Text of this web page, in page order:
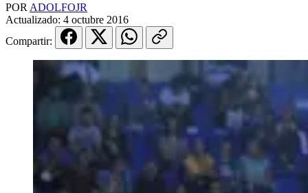
POR ADOLFOJR
Actualizado: 4 octubre 2016
Compartir: